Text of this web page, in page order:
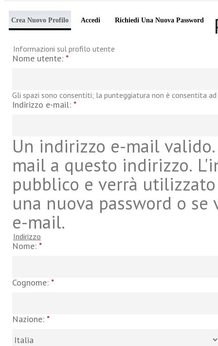
Crea Nuovo Profilo Accedi Richiedi Una Nuova Password
Informazioni sul profilo utente
Nome utente: *
Gli spazi sono consentiti; la punteggiatura non è consentita
Indirizzo e-mail: *
Un indirizzo e-mail
mail a questo indirizzo.
pubblico e verrà
una nuova password o
e-mail.
Indirizzo
Nome: *
Cognome: *
Nazione: *